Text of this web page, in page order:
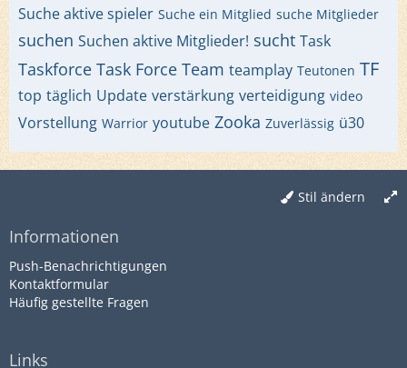
Suche aktive spieler Suche ein Mitglied suche Mitglieder
suchen Suchen aktive Mitglieder! sucht Task
Taskforce Task Force Team teamplay Teutonen TF
top täglich Update verstärkung verteidigung video
Vorstellung Warrior youtube Zooka Zuverlässig ü30
Stil ändern
Informationen
Push-Benachrichtigungen
Kontaktformular
Häufig gestellte Fragen
Links